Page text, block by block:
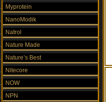
Myprotein
NanoModik
Natrol
Nature Made
Nature’s Best
Nitecore
NOW
NPN